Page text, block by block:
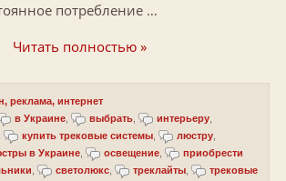
потребление …
Читать полностью »
реклама, интернет
в Украине выбрать интерьеру
купить трековые системы люстру
в Украине освещение
приобрести
светолюкс треклайты
трековые